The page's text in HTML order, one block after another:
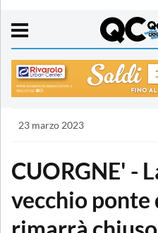
23 marzo 2023
CUORGNE' -
vecchio